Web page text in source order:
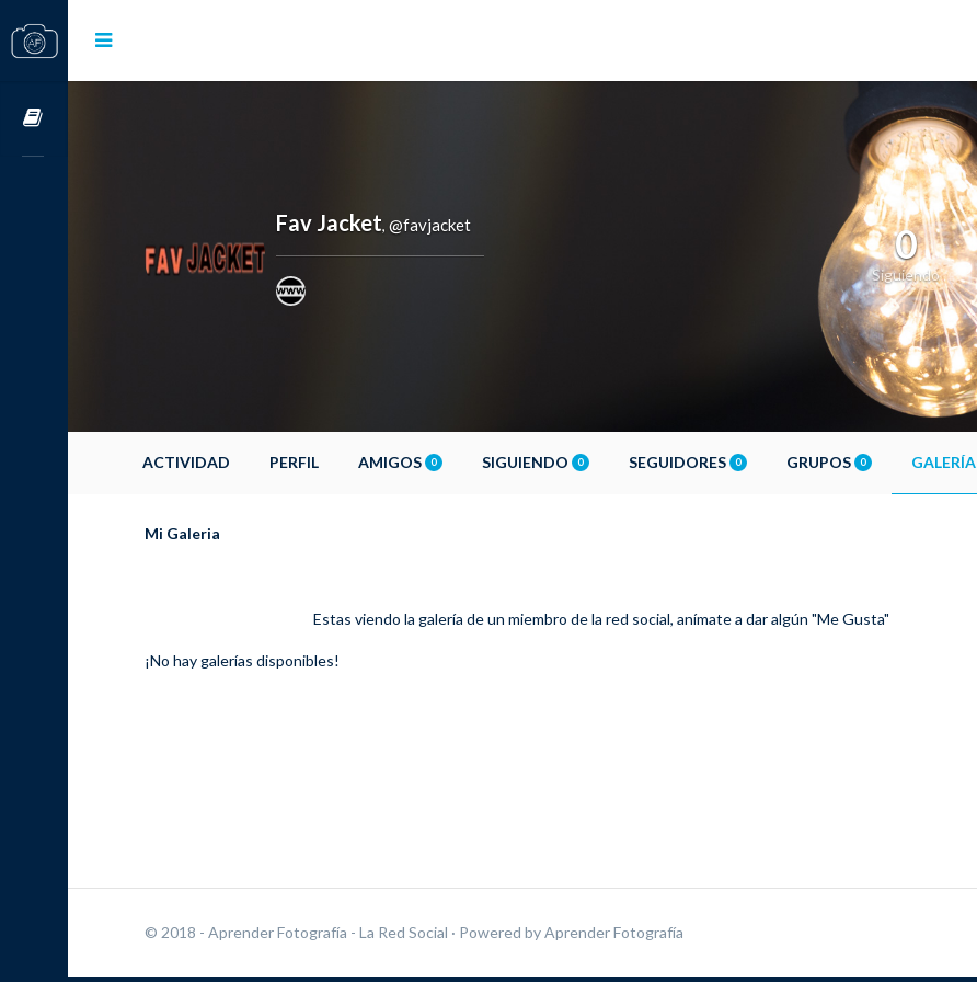
Fav Jacket, @favjacket 0
Siguiendo
ACTIVIDAD PERFIL AMIGOS 0 SIGUIENDO 0 SEGUIDORES 0 GRUPOS 0 GALERÍA
Mi Galeria
Estas viendo la galería de un miembro de la red social, anímate a dar algún "Me Gusta"
¡No hay galerías disponibles!
© 2018 - Aprender Fotografía - La Red Social · Powered byAprender Fotografía